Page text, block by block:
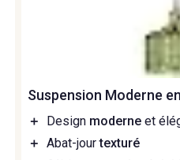
Suspension Moderne
＋ Design moderne et
＋ Abat-jourtexturé